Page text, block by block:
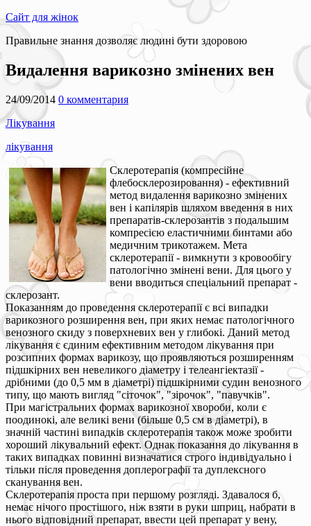
Сайт для жінок
Правильне знання дозволяє людині бути здоровою
Видалення варикозно змінених вен
24/09/2014 0 комментария
Лікування
лікування
Склеротерапія (компресійне
флебосклерозировання) - ефективний
метод видалення варикозно змінених
вен і капілярів шляхом введення в них
препаратів-склерозантів з подальшим
компресією еластичними бинтами або
медичним трикотажем. Мета
склеротерапії - вимкнути з кровообігу
патологічно змінені вени. Для цього у
вени вводиться спеціальний препарат -
склерозант.
Показанням до проведення склеротерапії є всі випадки
варикозного розширення вен, при яких немає патологічного
венозного скиду з поверхневих вен у глибокі. Даний метод
лікування є єдиним ефективним методом лікування при
розсипних формах варикозу, що проявляються розширенням
підшкірних вен невеликого діаметру і телеангіектазії -
дрібними (до 0,5 мм в діаметрі) підшкірними судин венозного
типу, що мають вигляд "сіточок", "зірочок", "павучків".
При магістральних формах варикозної хвороби, коли є
поодинокі, але великі вени (більше 0,5 см в діаметрі), в
значній частині випадків склеротерапія також може зробити
хороший лікувальний ефект. Однак показання до лікування в
таких випадках повинні визначатися строго індивідуально і
тільки після проведення доплерографії та дуплексного
сканування вен.
Склеротерапія проста при першому розгляді. Здавалося б,
немає нічого простішого, ніж взяти в руки шприц, набрати в
нього відповідний препарат, ввести цей препарат у вену,